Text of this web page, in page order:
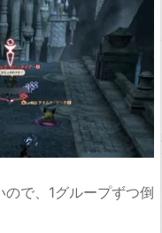
で、1グループずつ倒